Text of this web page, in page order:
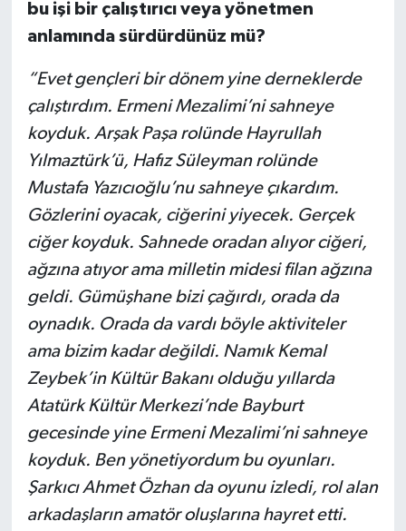
bu işi bir çalıştırıcı veya yönetmen
anlamında sürdürdünüz mü?
“Evet gençleri bir dönem yine derneklerde
çalıştırdım. Ermeni Mezalimi’ni sahneye
koyduk. Arşak Paşa rolünde Hayrullah
Yılmaztürk’ü, Hafız Süleyman rolünde
Mustafa Yazıcıoğlu’nu sahneye çıkardım.
Gözlerini oyacak, ciğerini yiyecek. Gerçek
ciğer koyduk. Sahnede oradan alıyor ciğeri,
ağzına atıyor ama milletin midesi filan ağzına
geldi. Gümüşhane bizi çağırdı, orada da
oynadık. Orada da vardı böyle aktiviteler
ama bizim kadar değildi. Namık Kemal
Zeybek’in Kültür Bakanı olduğu yıllarda
Atatürk Kültür Merkezi’nde Bayburt
gecesinde yine Ermeni Mezalimi’ni sahneye
koyduk. Ben yönetiyordum bu oyunları.
Şarkıcı Ahmet Özhan da oyunu izledi, rol alan
arkadaşların amatör oluşlarına hayret etti.